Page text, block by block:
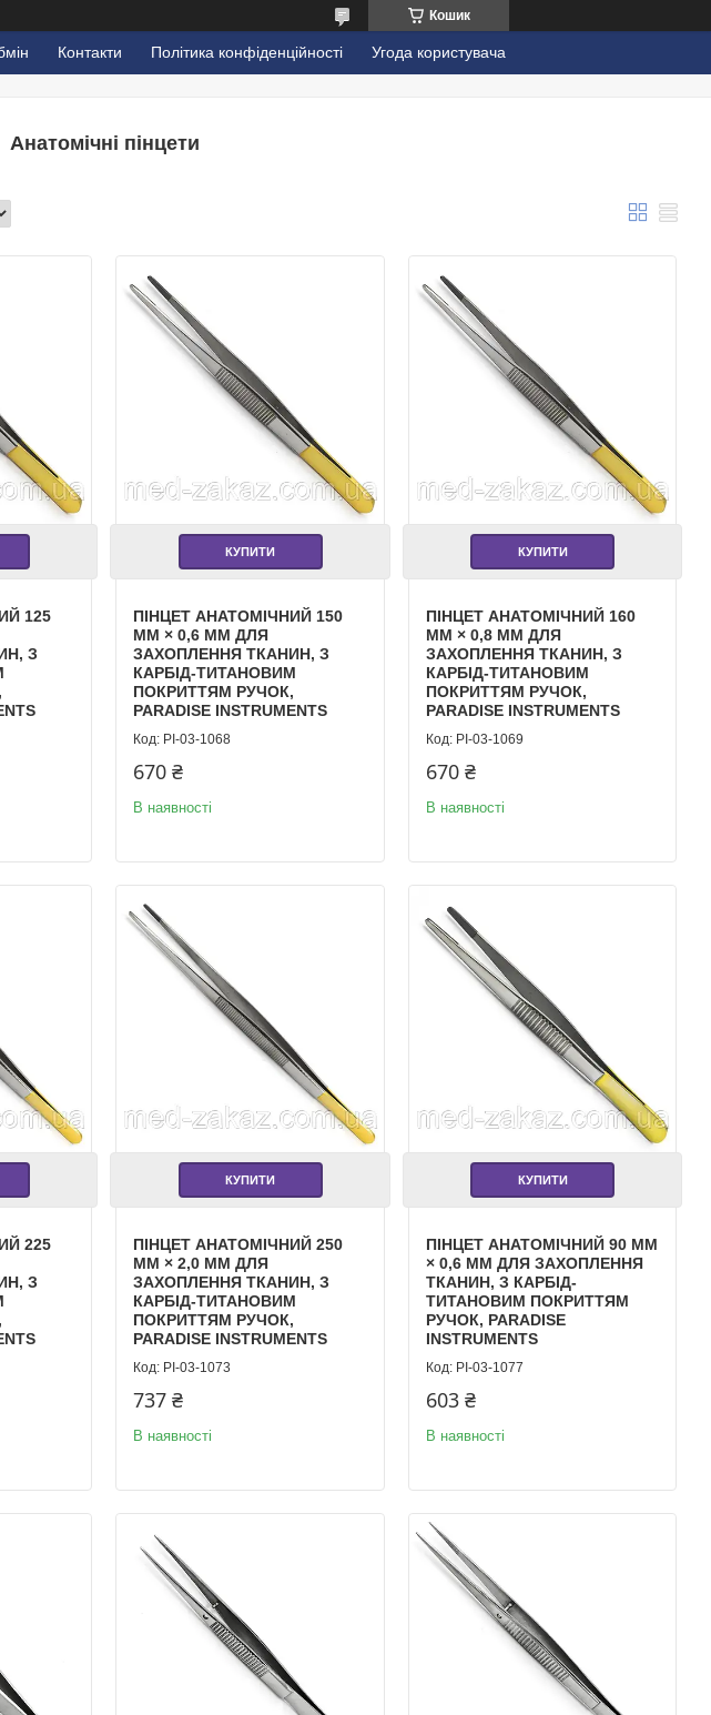
Кошик
Контакти Політика конфіденційності Угода користувача
Анатомічні пінцети
125
З
КУПИТИ
ПІНЦЕТ АНАТОМІЧНИЙ 150
ММ × 0,6 ММ ДЛЯ
ЗАХОПЛЕННЯ ТКАНИН, З
КАРБІД-ТИТАНОВИМ
ПОКРИТТЯМ РУЧОК,
PARADISE INSTRUMENTS
PI-03-1068
670 ₴
В наявності
КУПИТИ
ПІНЦЕТ АНАТОМІЧНИЙ 160
ММ × 0,8 ММ ДЛЯ
ЗАХОПЛЕННЯ ТКАНИН, З
КАРБІД-ТИТАНОВИМ
ПОКРИТТЯМ РУЧОК,
PARADISE INSTRUMENTS
PI-03-1069
670 ₴
В наявності
225
З
КУПИТИ
ПІНЦЕТ АНАТОМІЧНИЙ 250
ММ × 2,0 ММ ДЛЯ
ЗАХОПЛЕННЯ ТКАНИН, З
КАРБІД-ТИТАНОВИМ
ПОКРИТТЯМ РУЧОК,
PARADISE INSTRUMENTS
PI-03-1073
737 ₴
В наявності
КУПИТИ
ПІНЦЕТ АНАТОМІЧНИЙ 90 ММ
× 0,6 ММ ДЛЯ ЗАХОПЛЕННЯ
ТКАНИН, З КАРБІД-
ТИТАНОВИМ ПОКРИТТЯМ
РУЧОК, PARADISE
INSTRUMENTS
PI-03-1077
603 ₴
В наявності